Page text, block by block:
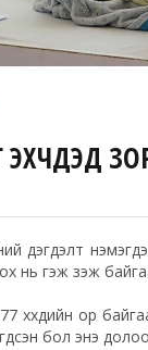
дэгдэлт
нь гэж үзэж
хүүхдийн ор
бол энэ